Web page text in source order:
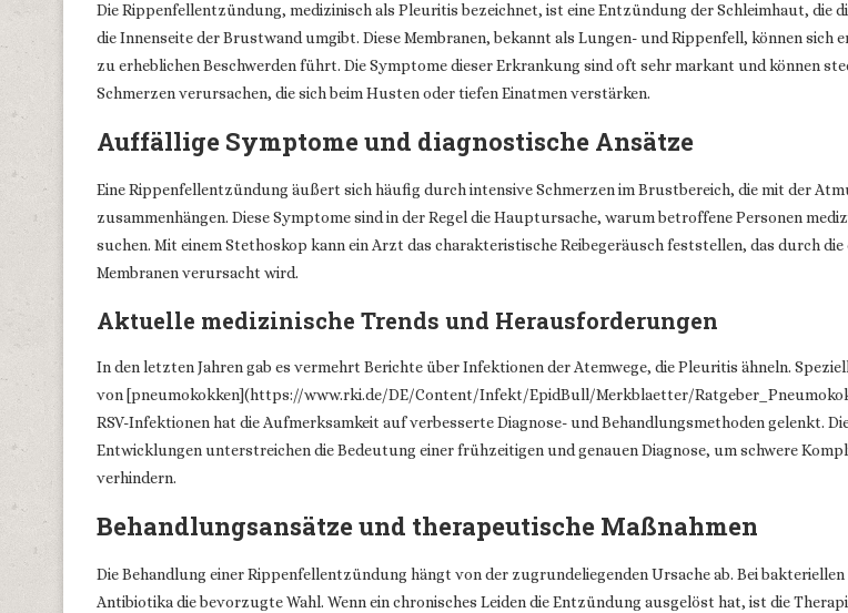
Die Rippenfellentzündung, medizinisch als Pleuritis bezeichnet, ist eine Entzündung der Schleimhaut, die
die Innenseite der Brustwand umgibt. Diese Membranen, bekannt als Lungen- und Rippenfell, können sich
zu erheblichen Beschwerden führt. Die Symptome dieser Erkrankung sind oft sehr markant und können
Schmerzen verursachen, die sich beim Husten oder tiefen Einatmen verstärken.
Auffällige Symptome und diagnostische Ansätze
Eine Rippenfellentzündung äußert sich häufig durch intensive Schmerzen im Brustbereich, die mit der
zusammenhängen. Diese Symptome sind in der Regel die Hauptursache, warum betroffene Personen
suchen. Mit einem Stethoskop kann ein Arzt das charakteristische Reibegeräusch feststellen, das durch
Membranen verursacht wird.
Aktuelle medizinische Trends und Herausforderungen
In den letzten Jahren gab es vermehrt Berichte über Infektionen der Atemwege, die Pleuritis ähneln.
von [pneumokokken](https://www.rki.de/DE/Content/Infekt/EpidBull/Merkblaetter/
RSV-Infektionen hat die Aufmerksamkeit auf verbesserte Diagnose- und Behandlungsmethoden gelenkt.
Entwicklungen unterstreichen die Bedeutung einer frühzeitigen und genauen Diagnose, um schwere
verhindern.
Behandlungsansätze und therapeutische Maßnahmen
Die Behandlung einer Rippenfellentzündung hängt von der zugrundeliegenden Ursache ab. Bei
Antibiotika die bevorzugte Wahl. Wenn ein chronisches Leiden die Entzündung ausgelöst hat, ist die